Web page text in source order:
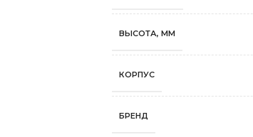
ВЫСОТА, ММ
КОРПУС
БРЕНД